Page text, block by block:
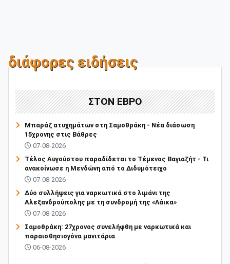
διάφορες ειδήσεις
ΣΤΟΝ ΕΒΡΟ
Μπαράζ ατυχημάτων στη Σαμοθράκη - Νέα διάσωση
15χρονης στις Βάθρες
07-08-2026
Τέλος Αυγούστου παραδίδεται το Τέμενος Βαγιαζήτ - Τι
ανακοίνωσε η Μενδώνη από το Διδυμότειχο
07-08-2026
Δύο συλλήψεις για ναρκωτικά στο λιμάνι της
Αλεξανδρούπολης με τη συνδρομή της «Λάικα»
07-08-2026
Σαμοθράκη: 27χρονος συνελήφθη με ναρκωτικά και
παραισθησιογόνα μανιτάρια
06-08-2026